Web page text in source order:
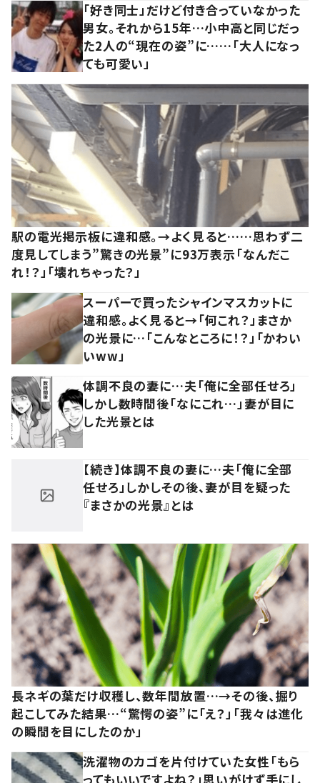
「好き同士」だけど付き合っていなかった
男女。それから15年…小中高と同じだっ
た2人の“現在の姿”に……「大人になっ
ても可愛い」
駅の電光掲示板に違和感。→よく見ると……思わず二
度見してしまう”驚きの光景”に93万表示「なんだこ
れ！？」「壊れちゃった？」
スーパーで買ったシャインマスカットに
違和感。よく見ると→「何これ？」まさか
の光景に…「こんなところに！？」「かわい
いww」
体調不良の妻に…夫「俺に全部任せろ」
しかし数時間後「なにこれ…」妻が目に
した光景とは
【続き】体調不良の妻に…夫「俺に全部
任せろ」しかしその後、妻が目を疑った
『まさかの光景』とは
長ネギの葉だけ収穫し、数年間放置…→その後、掘り
起こしてみた結果…“驚愕の姿”に「え？」「我々は進化
の瞬間を目にしたのか」
洗濯物のカゴを片付けていた女性「もら
ってもいいですよね？」思いがけず手にし